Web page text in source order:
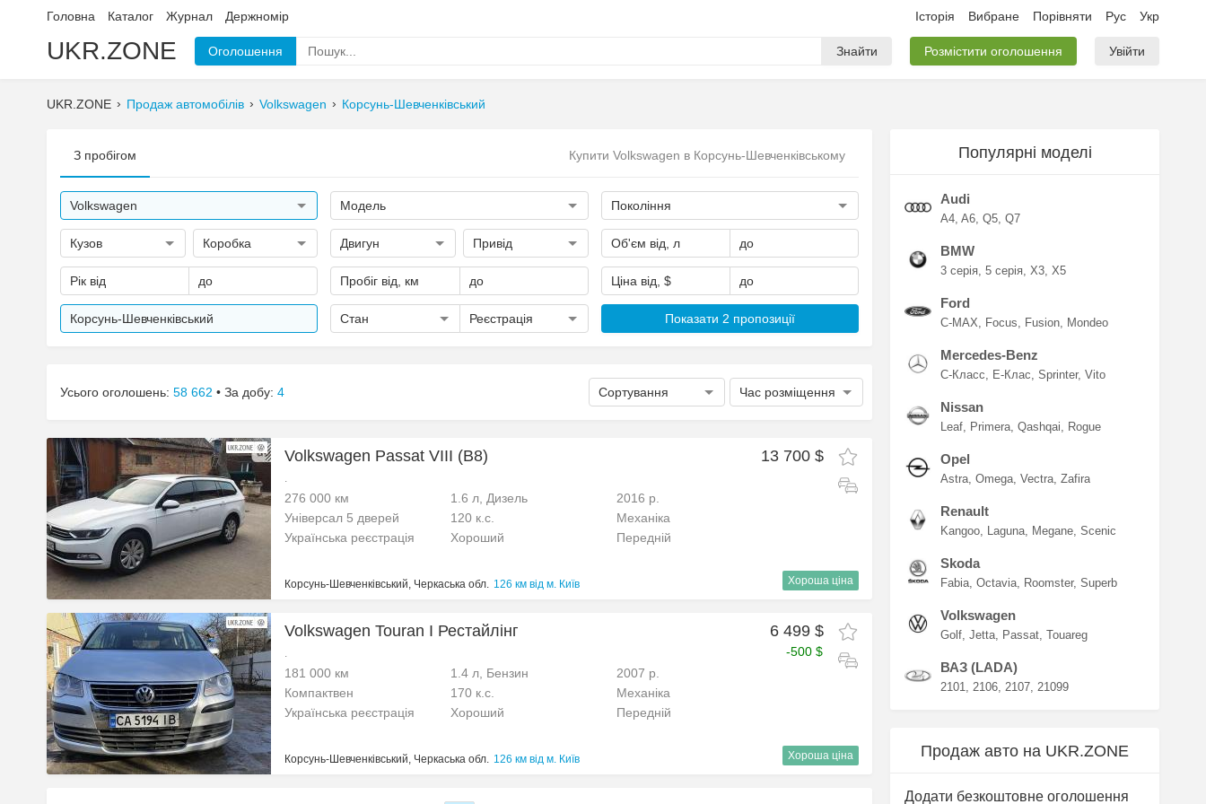
Головна Каталог Журнал Держномір Історія Вибране Порівняти Рус Укр
UKR.ZONE Оголошення Знайти Розмістити оголошення Увійти
UKR.ZONE Продаж автомобілів Volkswagen Корсунь-Шевченківський
З пробігом Купити Volkswagen в Корсунь-Шевченківському
Volkswagen Модель Покоління
Кузов Коробка Двигун Привід Об'єм від, л до
Рік від до Пробіг від, км до Ціна від, $ до
Корсунь-Шевченківський Стан Реєстрація Показати 2 пропозиції
Усього оголошень: 58 662 • За добу: 4 Сортування Час розміщення
Volkswagen Passat VIII (B8) 13 700 $
.
276 000 км 1.6 л, Дизель
2016 р.
Універсал 5 дверей
120 к.с.
Механіка
Українська реєстрація
Хороший Передній
Корсунь-Шевченківський, Черкаська обл. 126 км від м. Київ Хороша ціна
Volkswagen Touran I Рестайлінг 6 499 $
-500 $
.
181 000 км 1.4 л, Бензин
2007 р.
Компактвен
170 к.с.
Механіка
Українська реєстрація
Хороший Передній
Корсунь-Шевченківський, Черкаська обл. 126 км від м. Київ Хороша ціна
Популярні моделі
Audi
A4 A6 Q5 Q7
BMW
3 серія 5 серія X3 X5
Ford
C-MAX Focus Fusion Mondeo
Mercedes-Benz
C-Класс E-Клас Sprinter Vito
Nissan
Leaf Primera Qashqai Rogue
Opel
Astra Omega Vectra Zafira
Renault
Kangoo Laguna Megane Scenic
Skoda
Fabia Octavia Roomster Superb
Volkswagen
Golf Jetta Passat Touareg
ВАЗ (LADA)
2101 2106 2107 21099
Продаж авто на UKR.ZONE
Додати безкоштовне оголошення